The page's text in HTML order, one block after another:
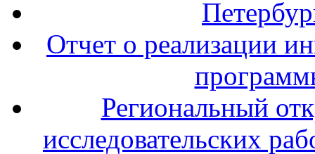
Отчет о реализации
Региональный
исследовательских